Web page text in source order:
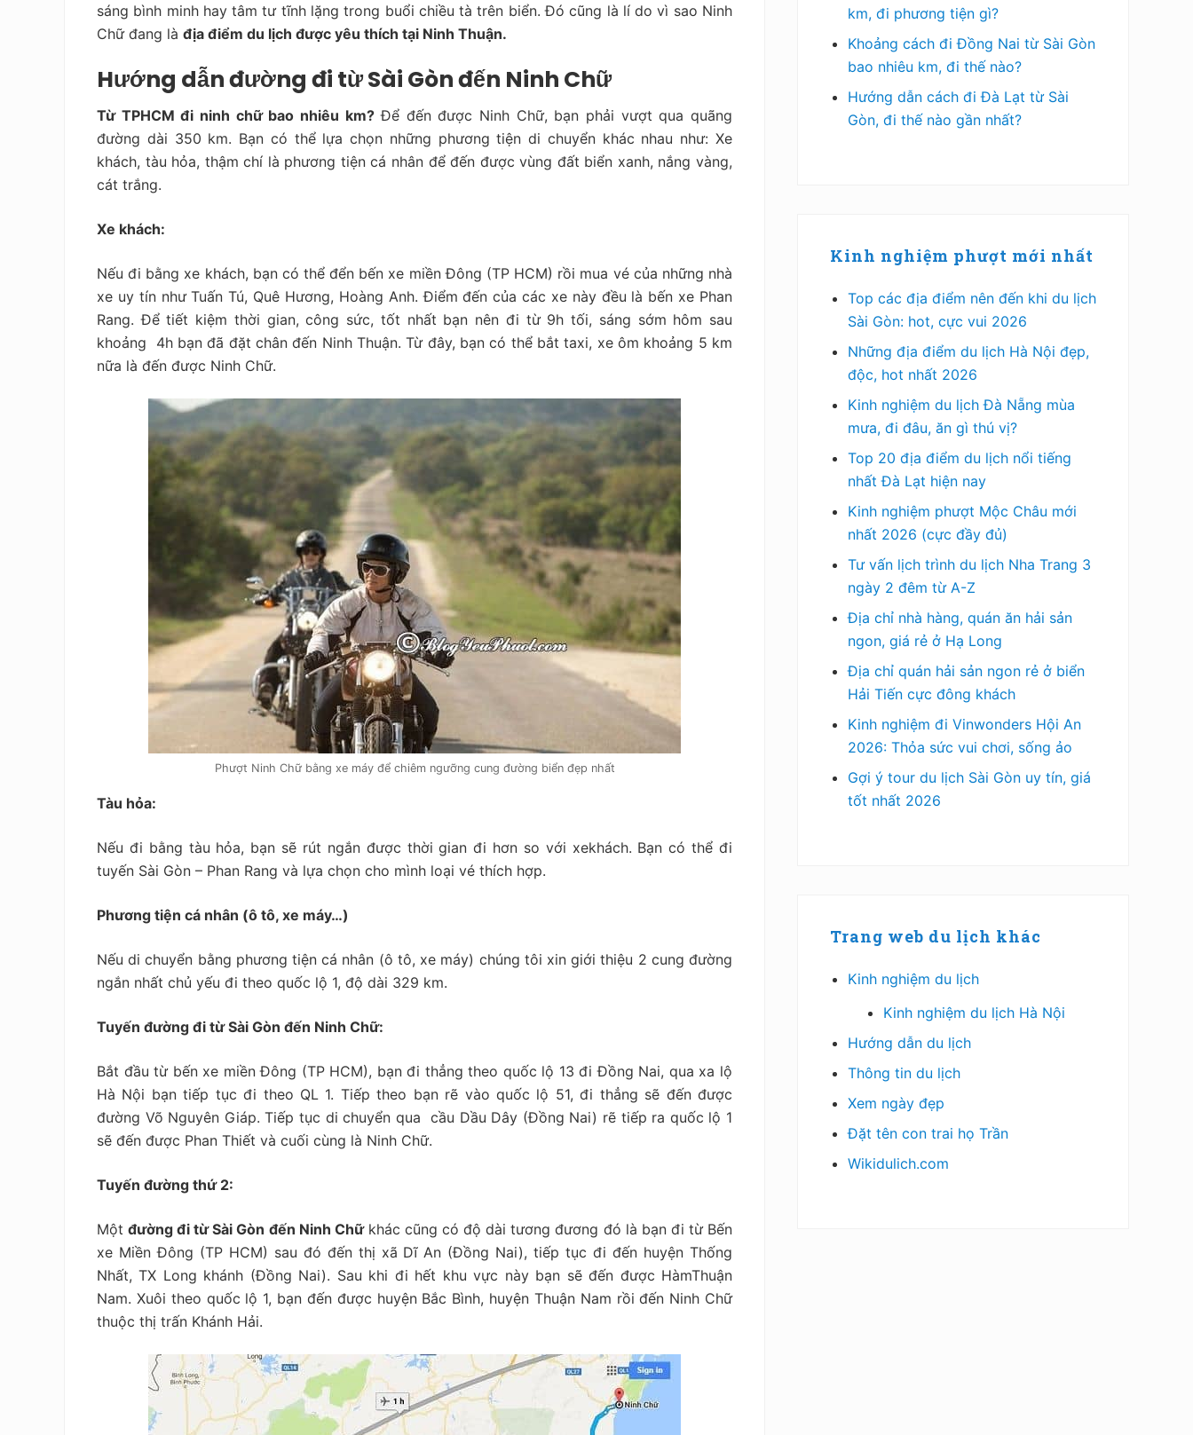
sáng bình minh hay tâm tư tĩnh lặng trong buổi chiều tà trên biển. Đó cũng là lí do vì sao Ninh
Chữ đang là địa điểm du lịch được yêu thích tại Ninh Thuận.
Hướng dẫn đường đi từ Sài Gòn đến Ninh Chữ
Từ TPHCM đi ninh chữ bao nhiêu km?Để đến được Ninh Chữ, bạn phải vượt qua quãng
đường dài 350 km. Bạn có thể lựa chọn những phương tiện di chuyển khác nhau như: Xe
khách, tàu hỏa, thậm chí là phương tiện cá nhân để đến được vùng đất biển xanh, nắng vàng,
cát trắng.
Xe khách:
Nếu đi bằng xe khách, bạn có thể đển bến xe miền Đông (TP HCM) rồi mua vé của những nhà
xe uy tín như Tuấn Tú, Quê Hương, Hoàng Anh. Điểm đến của các xe này đều là bến xe Phan
Rang. Để tiết kiệm thời gian, công sức, tốt nhất bạn nên đi từ 9h tối, sáng sớm hôm sau
khoảng 4h bạn đã đặt chân đến Ninh Thuận. Từ đây, bạn có thể bắt taxi, xe ôm khoảng 5 km
nữa là đến được Ninh Chữ.
Phượt Ninh Chữ bằng xe máy để chiêm ngưỡng cung đường biển đẹp nhất
Tàu hỏa:
Nếu đi bằng tàu hỏa, bạn sẽ rút ngắn được thời gian đi hơn so với xekhách. Bạn có thể đi
tuyến Sài Gòn – Phan Rang và lựa chọn cho mình loại vé thích hợp.
Phương tiện cá nhân (ô tô, xe máy…)
Nếu di chuyển bằng phương tiện cá nhân (ô tô, xe máy) chúng tôi xin giới thiệu 2 cung đường
ngắn nhất chủ yếu đi theo quốc lộ 1, độ dài 329 km.
Tuyến đường đi từ Sài Gòn đến Ninh Chữ:
Bắt đầu từ bến xe miền Đông (TP HCM), bạn đi thẳng theo quốc lộ 13 đi Đồng Nai, qua xa lộ
Hà Nội bạn tiếp tục đi theo QL 1. Tiếp theo bạn rẽ vào quốc lộ 51, đi thẳng sẽ đến được
đường Võ Nguyên Giáp. Tiếp tục di chuyển qua cầu Dầu Dây (Đồng Nai) rẽ tiếp ra quốc lộ 1
sẽ đến được Phan Thiết và cuối cùng là Ninh Chữ.
Tuyến đường thứ 2:
Mộtđường đi từ Sài Gòn đến Ninh Chữkhác cũng có độ dài tương đương đó là bạn đi từ Bến
xe Miền Đông (TP HCM) sau đó đến thị xã Dĩ An (Đồng Nai), tiếp tục đi đến huyện Thống
Nhất, TX Long khánh (Đồng Nai). Sau khi đi hết khu vực này bạn sẽ đến được HàmThuận
Nam. Xuôi theo quốc lộ 1, bạn đến được huyện Bắc Bình, huyện Thuận Nam rồi đến Ninh Chữ
thuộc thị trấn Khánh Hải.
km, đi phương tiện gì?
Khoảng cách đi Đồng Nai từ Sài Gòn
bao nhiêu km, đi thế nào?
Hướng dẫn cách đi Đà Lạt từ Sài
Gòn, đi thế nào gần nhất?
Kinh nghiệm phượt mới nhất
Top các địa điểm nên đến khi du lịch
Sài Gòn: hot, cực vui 2026
Những địa điểm du lịch Hà Nội đẹp,
độc, hot nhất 2026
Kinh nghiệm du lịch Đà Nẵng mùa
mưa, đi đâu, ăn gì thú vị?
Top 20 địa điểm du lịch nổi tiếng
nhất Đà Lạt hiện nay
Kinh nghiệm phượt Mộc Châu mới
nhất 2026 (cực đầy đủ)
Tư vấn lịch trình du lịch Nha Trang 3
ngày 2 đêm từ A-Z
Địa chỉ nhà hàng, quán ăn hải sản
ngon, giá rẻ ở Hạ Long
Địa chỉ quán hải sản ngon rẻ ở biển
Hải Tiến cực đông khách
Kinh nghiệm đi Vinwonders Hội An
2026: Thỏa sức vui chơi, sống ảo
Gợi ý tour du lịch Sài Gòn uy tín, giá
tốt nhất 2026
Trang web du lịch khác
Kinh nghiệm du lịch
Kinh nghiệm du lịch Hà Nội
Hướng dẫn du lịch
Thông tin du lịch
Xem ngày đẹp
Đặt tên con trai họ Trần
Wikidulich.com